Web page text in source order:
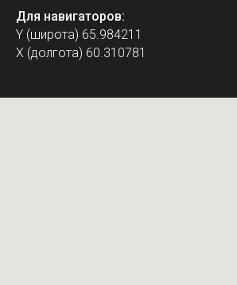
Для навигаторов:
Y (широта) 65.984211
X (долгота) 60.310781